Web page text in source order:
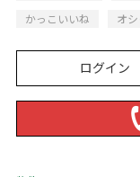
かっこいいね
オ
ログイン